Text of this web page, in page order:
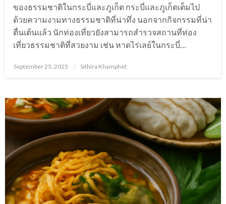
ของธรรมชาติในกระบี่และภูเก็ต กระบี่และภูเก็ตเต็มไป
ด้วยความงามทางธรรมชาติที่น่าทึ่ง นอกจากกิจกรรมที่น่า
ตื่นเต้นแล้ว นักท่องเที่ยวยังสามารถสำรวจสถานที่ท่อง
เที่ยวธรรมชาติที่สวยงาม เช่น หาดไร่เลย์ในกระบี่…
Posted
September 25, 2025 Sithira Khamphet